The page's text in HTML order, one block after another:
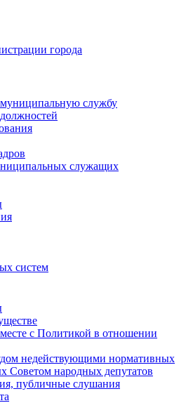
города
службу
служащих
систем
с Политикой в отношении
недействующими нормативных
Советом народных депутатов
публичные слушания